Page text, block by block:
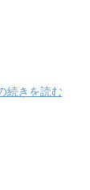
続きを読む